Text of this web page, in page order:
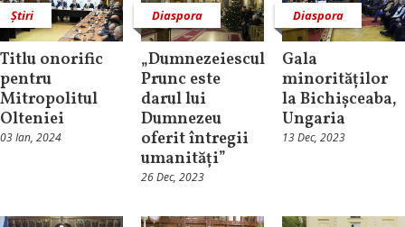
Știri
Titlu onorific
pentru
Mitropolitul
Olteniei
03 Ian, 2024
Diaspora
„Dumnezeiescul
Prunc este
darul lui
Dumnezeu
oferit întregii
umanități”
26 Dec, 2023
Diaspora
Gala
minorităților
la Bichișceaba,
Ungaria
13 Dec, 2023